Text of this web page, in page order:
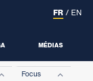
MÉDIAS
FR / EN
Focus